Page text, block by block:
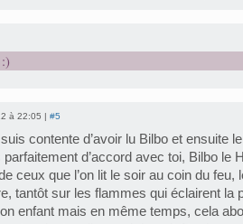
à 22:05 | #5
contente d’avoir lu Bilbo et ensuite
d’accord avec toi, Bilbo le
ceux que l’on lit le soir au coin du feu,
tantôt sur les flammes qui éclairent la
enfant mais en même temps, cela